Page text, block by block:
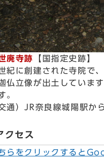
廃寺跡
【国指定史跡】
紀に創建された寺院で
仏立像が出土していま
。
交通）JR奈良線城陽駅か
クセス
らをクリックすると